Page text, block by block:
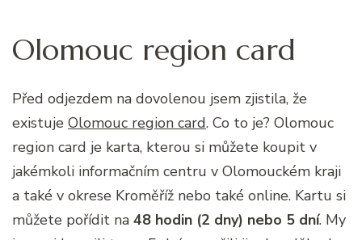
Olomouc region card
Před odjezdem na dovolenou jsem zjistila, že
existuje Olomouc region card. Co to je? Olomouc
region card je karta, kterou si můžete koupit v
jakémkoli informačním centru v Olomouckém kraji
a také v okrese Kroměříž nebo také online. Kartu si
můžete pořídit na 48 hodin (2 dny) nebo 5 dní. My